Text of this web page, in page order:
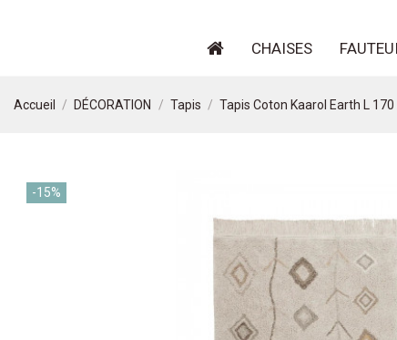
CHAISES
Accueil DÉCORATION Tapis Tapis Coton Kaarol Earth L
-15%